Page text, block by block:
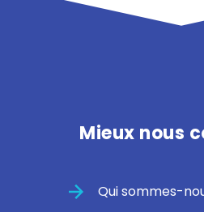
Mieux nous
Qui sommes-